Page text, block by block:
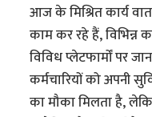
आज के मिश्रित कार्य
काम कर रहे हैं,
विविध प्लेटफार्मों पर
कर्मचारियों को अपनी
का मौका मिलता है,